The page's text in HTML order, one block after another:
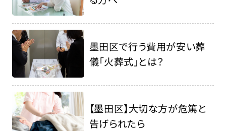
墨田区で行う費用が安い葬
儀「火葬式」とは？
【墨田区】大切な方が危篤と
告げられたら